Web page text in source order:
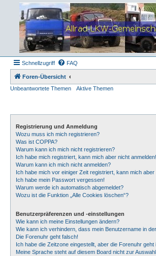
Schnellzugriff FAQ
Foren-Übersicht
Unbeantwortete Themen
Aktive Themen
Registrierung und Anmeldung
Wozu muss ich mich registrieren?
Was ist COPPA?
Warum kann ich mich nicht registrieren?
Ich habe mich registriert, kann mich aber nicht anmelden!
Warum kann ich mich nicht anmelden?
Ich habe mich vor einiger Zeit registriert, kann mich aber
Ich habe mein Passwort vergessen!
Warum werde ich automatisch abgemeldet?
Wozu ist die Funktion „Alle Cookies löschen“?
Benutzerpräferenzen und -einstellungen
Wie kann ich meine Einstellungen ändern?
Wie kann ich verhindern, dass mein Benutzername in
Die Forenuhr geht falsch!
Ich habe die Zeitzone eingestellt, aber die Forenuhr geht
Meine Sprache steht auf diesem Board nicht zur